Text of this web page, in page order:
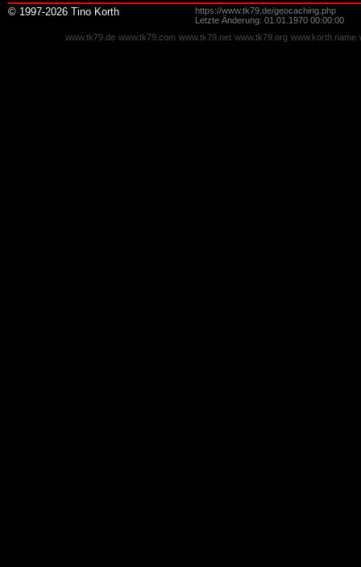
© 1997-2026 Tino Korth
https://www.tk79.de/geocaching.php
Letzte Änderung: 01.01.1970 00:00:00
www.tk79.de www.tk79.com www.tk79.net www.tk79.org www.korth.name